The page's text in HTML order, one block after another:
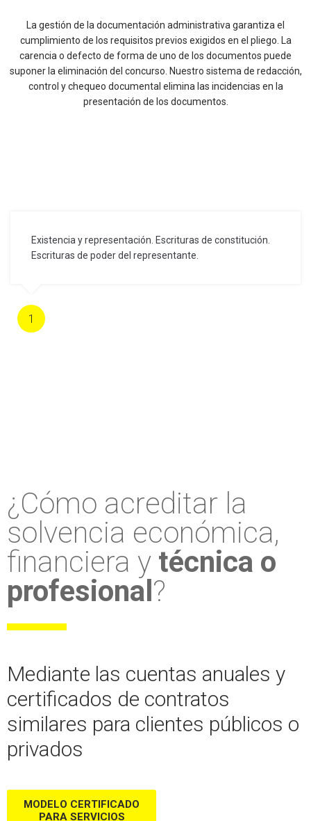
La gestión de la documentación administrativa garantiza el
cumplimiento de los requisitos previos exigidos en el pliego. La
carencia o defecto de forma de uno de los documentos puede
suponer la eliminación del concurso. Nuestro sistema de redacción,
control y chequeo documental elimina las incidencias en la
presentación de los documentos.
Existencia y representación. Escrituras de constitución.
Escrituras de poder del representante.
1
¿Cómo acreditar la
solvencia económica,
financiera y técnica o
profesional ?
Mediante las cuentas anuales y
certificados de contratos
similares para clientes públicos o
privados
MODELO CERTIFICADO
PARA SERVICIOS